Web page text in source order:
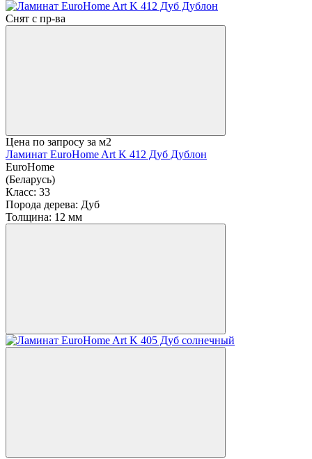
Снят с пр-ва
Цена по запросу за м2
Ламинат EuroHome Art K 412 Дуб Дублон
EuroHome
(Беларусь)
Класс: 33
Порода дерева: Дуб
Толщина: 12 мм